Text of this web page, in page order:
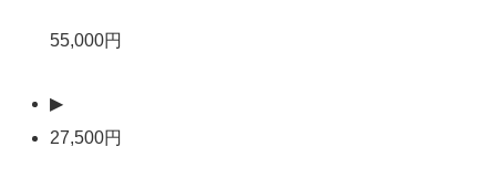
55,000円
▶
27,500円